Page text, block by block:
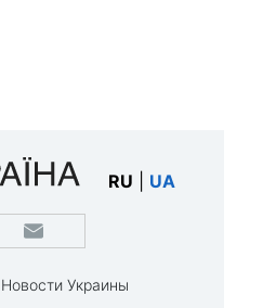
RU UA
Новости Украины